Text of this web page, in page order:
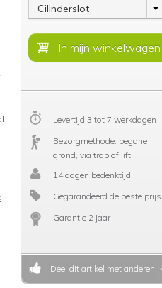
Cilinderslot
Levertijd 3 tot 7 werkdagen
Bezorgmethode: begane
grond, via trap of lift
14 dagen bedenktijd
Gegarandeerd de beste prijs
Garantie 2 jaar
Deel dit artikel met anderen